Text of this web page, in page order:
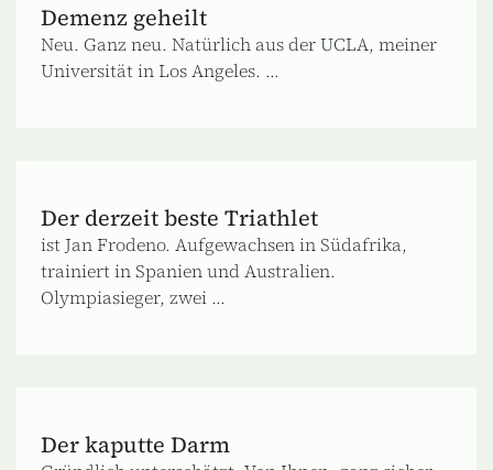
Demenz geheilt
Neu. Ganz neu. Natürlich aus der UCLA, meiner
Universität in Los Angeles. ...
Der derzeit beste Triathlet
ist Jan Frodeno. Aufgewachsen in Südafrika,
trainiert in Spanien und Australien.
Olympiasieger, zwei ...
Der kaputte Darm